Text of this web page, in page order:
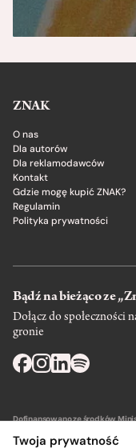
ZNAK
O nas
Dla autorów
Dla reklamodawców
Kontakt
Gdzie mogę kupić ZNAK?
Regulamin
Polityka prywatności
Bądź na bieżąco ze
Dołącz do społeczności
gronie
Dofinansowano ze środków
Twoja prywatność